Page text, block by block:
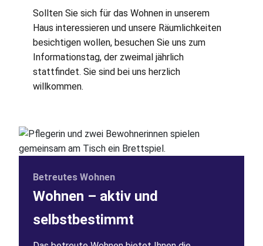
Sollten Sie sich für das Wohnen in unserem
Haus interessieren und unsere Räumlichkeiten
besichtigen wollen, besuchen Sie uns zum
Informationstag, der zweimal jährlich
stattfindet. Sie sind bei uns herzlich
willkommen.
Betreutes Wohnen
Wohnen – aktiv und
selbstbestimmt